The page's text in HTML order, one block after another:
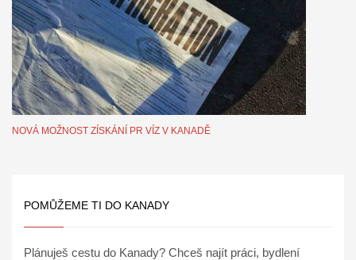
NOVÁ MOŽNOST ZÍSKÁNÍ PR VÍZ V KANADĚ
POMŮŽEME TI DO KANADY
Plánuješ cestu do Kanady? Chceš najít práci, bydlení